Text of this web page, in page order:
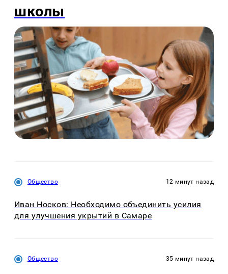
школы
Общество 12 минут назад
Иван Носков: Необходимо объединить усилия
для улучшения укрытий в Самаре
Общество 35 минут назад